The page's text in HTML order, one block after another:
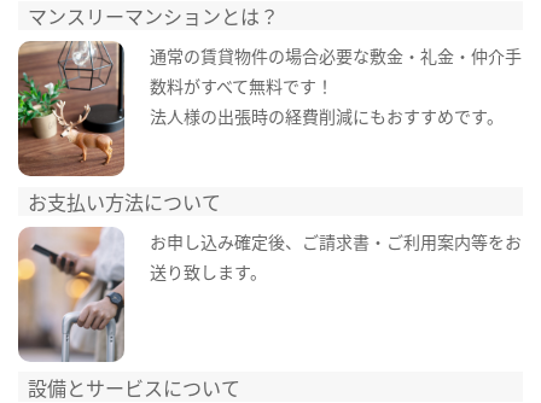
マンスリーマンションとは？
通常の賃貸物件の場合必要な敷金・礼金・仲介手
数料がすべて無料です！
法人様の出張時の経費削減にもおすすめです。
お支払い方法について
お申し込み確定後、ご請求書・ご利用案内等をお
送り致します。
設備とサービスについて